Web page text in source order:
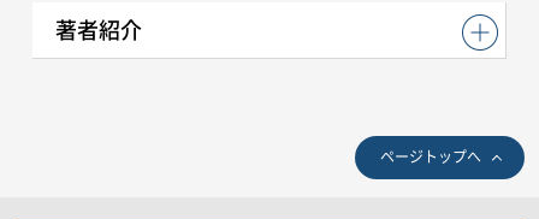
著者紹介
ページトップへ